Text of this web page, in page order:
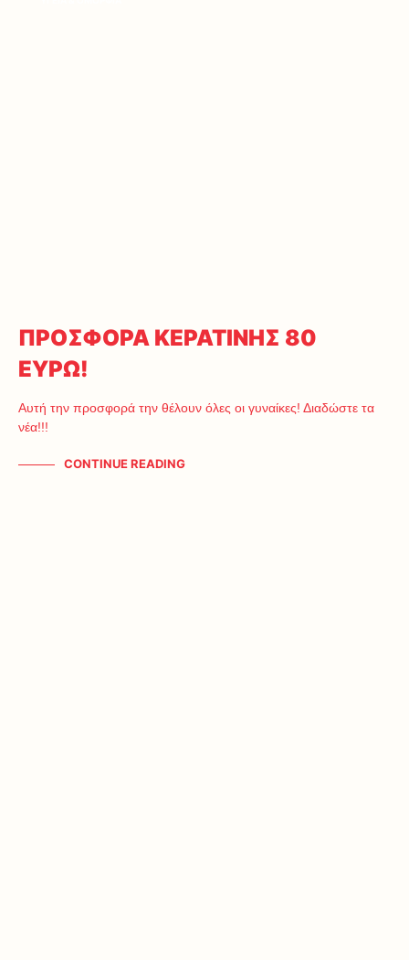
ΠΡΟΣΦΟΡΑ ΚΕΡΑΤΙΝΗΣ 80
ΕΥΡΩ!
Αυτή την προσφορά την θέλουν όλες οι γυναίκες! Διαδώστε τα
νέα!!!
CONTINUE READING